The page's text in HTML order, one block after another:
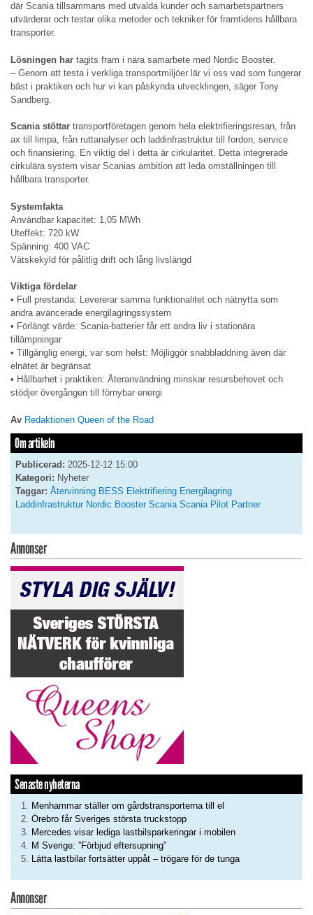
där Scania tillsammans med utvalda kunder och samarbetspartners
utvärderar och testar olika metoder och tekniker för framtidens hållbara
transporter.
Lösningen har tagits fram i nära samarbete med Nordic Booster.
– Genom att testa i verkliga transportmiljöer lär vi oss vad som fungerar
bäst i praktiken och hur vi kan påskynda utvecklingen, säger Tony
Sandberg.
Scania stöttar transportföretagen genom hela elektrifieringsresan, från
ax till limpa, från ruttanalyser och laddinfrastruktur till fordon, service
och finansiering. En viktig del i detta är cirkularitet. Detta integrerade
cirkulära system visar Scanias ambition att leda omställningen till
hållbara transporter.
Systemfakta
Användbar kapacitet: 1,05 MWh
Uteffekt: 720 kW
Spänning: 400 VAC
Vätskekyld för pålitlig drift och lång livslängd
Viktiga fördelar
• Full prestanda: Levererar samma funktionalitet och nätnytta som
andra avancerade energilagringssystem
• Förlängt värde: Scania-batterier får ett andra liv i stationära
tillämpningar
• Tillgänglig energi, var som helst: Möjliggör snabbladdning även där
elnätet är begränsat
• Hållbarhet i praktiken: Återanvändning minskar resursbehovet och
stödjer övergången till förnybar energi
Av Redaktionen Queen of the Road
Om artikeln
Publicerad: 2025-12-12 15:00
Kategori: Nyheter
Taggar: Återvinning BESS Elektrifiering Energilagring
Laddinfrastruktur Nordic Booster Scania Scania Pilot Partner
Annonser
Senaste nyheterna
Menhammar ställer om gårdstransporterna till el
Örebro får Sveriges största truckstopp
Mercedes visar lediga lastbilsparkeringar i mobilen
M Sverige: ”Förbjud eftersupning”
Lätta lastbilar fortsätter uppåt – trögare för de tunga
Annonser